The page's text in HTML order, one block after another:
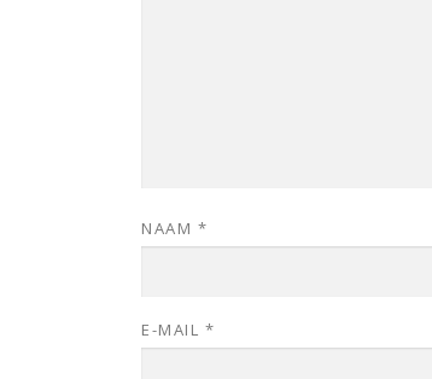
NAAM *
E-MAIL *